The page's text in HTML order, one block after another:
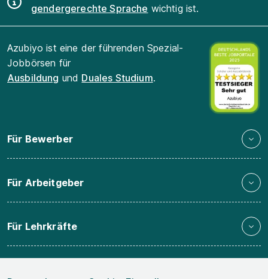
gendergerechte Sprache wichtig ist.
Azubiyo ist eine der führenden Spezial-
Jobbörsen für
Ausbildung und Duales Studium.
Für Bewerber
Für Arbeitgeber
Für Lehrkräfte